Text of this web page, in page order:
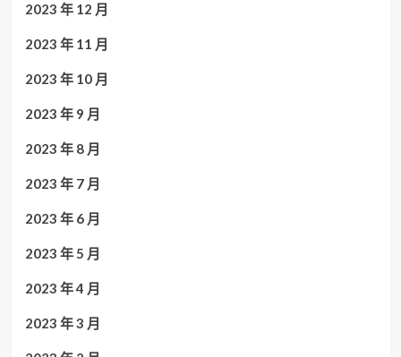
2023 年 12 月
2023 年 11 月
2023 年 10 月
2023 年 9 月
2023 年 8 月
2023 年 7 月
2023 年 6 月
2023 年 5 月
2023 年 4 月
2023 年 3 月